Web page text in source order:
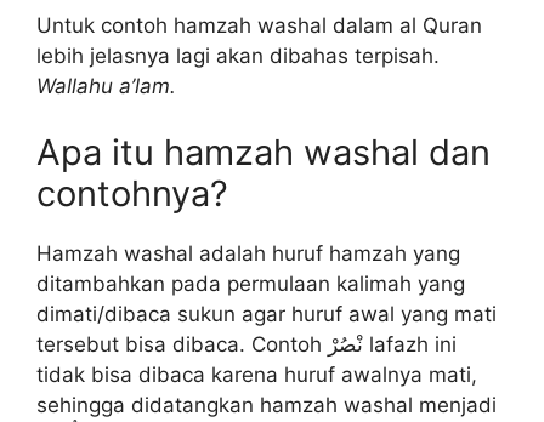
Untuk contoh hamzah washal dalam al Quran
lebih jelasnya lagi akan dibahas terpisah.
Wallahu a’lam.
Apa itu hamzah washal dan
contohnya?
Hamzah washal adalah huruf hamzah yang
ditambahkan pada permulaan kalimah yang
dimati/dibaca sukun agar huruf awal yang mati
tersebut bisa dibaca. Contoh نْصُرْ lafazh ini
tidak bisa dibaca karena huruf awalnya mati,
sehingga didatangkan hamzah washal menjadi